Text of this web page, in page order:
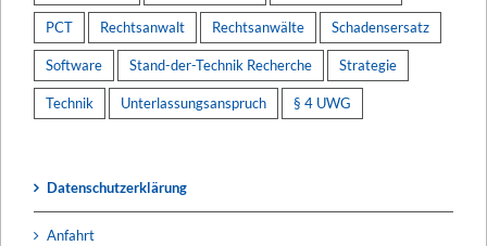
PCT Rechtsanwalt Rechtsanwälte Schadensersatz
Software Stand-der-Technik Recherche Strategie
Technik Unterlassungsanspruch § 4 UWG
Datenschutzerklärung
Anfahrt